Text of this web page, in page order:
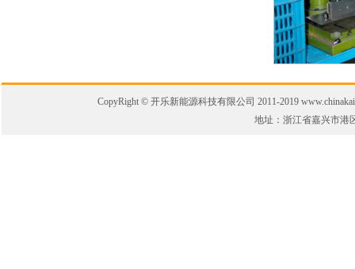
CopyRight © 开乐新能源科技有限公司 2011-2019
地址：浙江省嘉兴市港